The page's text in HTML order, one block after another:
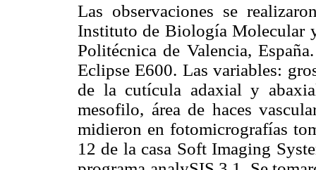
Las observaciones se
Instituto de Biología Molecular
Politécnica de Valencia,
Eclipse E600. Las variables:
de la cutícula adaxial y
mesofilo, área de haces
midieron en fotomicrografías
12 de la casa Soft Imaging